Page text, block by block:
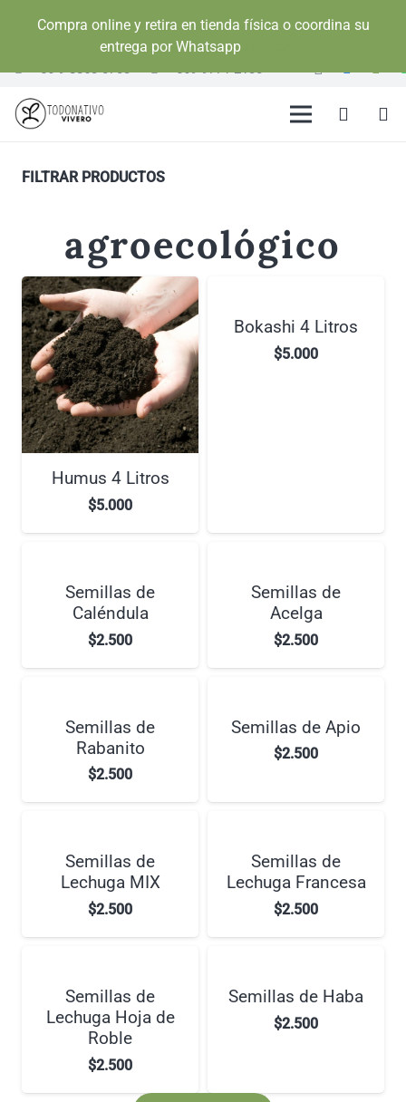
Compra online y retira en tienda física o coordina su
entrega por Whatsapp
+56 9 8863 0703 +569 9771 2130
FILTRAR PRODUCTOS
agroecológico
Humus 4 Litros
$5.000
Bokashi 4 Litros
$5.000
Semillas de
Caléndula
$2.500
Semillas de
Acelga
$2.500
Semillas de
Rabanito
$2.500
Semillas de Apio
$2.500
Semillas de
Lechuga MIX
$2.500
Semillas de
Lechuga Francesa
$2.500
Semillas de
Lechuga Hoja de
Roble
$2.500
Semillas de Haba
$2.500